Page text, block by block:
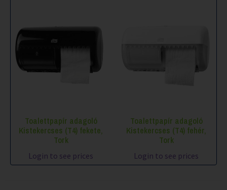
Toalettpapír adagoló
Kistekercses (T4) fekete,
Tork
Login to see prices
Toalettpapír adagoló
Kistekercses (T4) fehér,
Tork
Login to see prices